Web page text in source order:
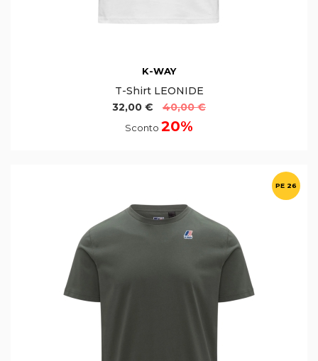
K-WAY
T-Shirt LEONIDE
32,00 €
40,00 €
Sconto 20%
PE 26